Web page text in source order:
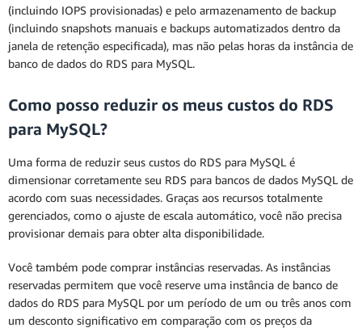
(incluindo IOPS provisionadas) e pelo armazenamento de backup
(incluindo snapshots manuais e backups automatizados dentro da
janela de retenção especificada), mas não pelas horas da instância de
banco de dados do RDS para MySQL.
Como posso reduzir os meus custos do RDS
para MySQL?
Uma forma de reduzir seus custos do RDS para MySQL é
dimensionar corretamente seu RDS para bancos de dados MySQL de
acordo com suas necessidades. Graças aos recursos totalmente
gerenciados, como o ajuste de escala automático, você não precisa
provisionar demais para obter alta disponibilidade.
Você também pode comprar instâncias reservadas. As instâncias
reservadas permitem que você reserve uma instância de banco de
dados do RDS para MySQL por um período de um ou três anos com
um desconto significativo em comparação com os preços da